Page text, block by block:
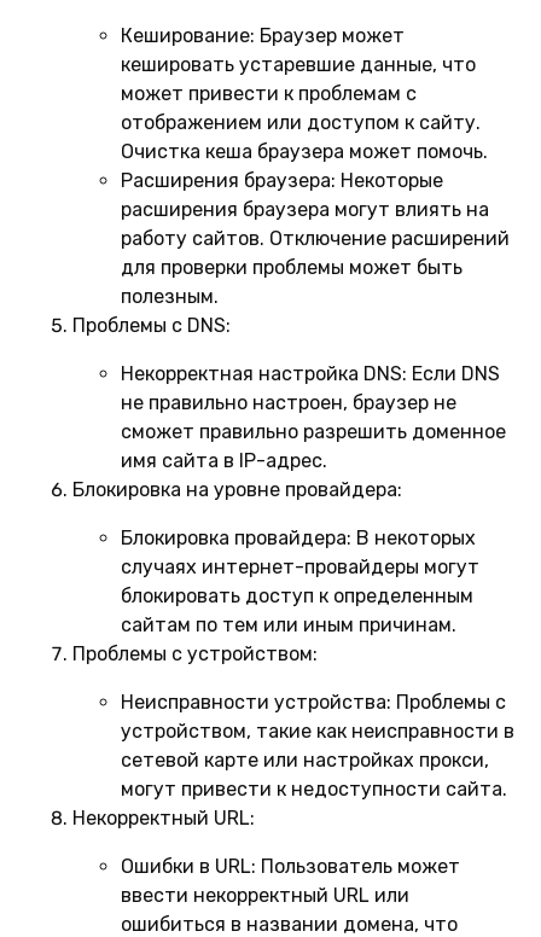
Кеширование: Браузер может
кешировать устаревшие данные, что
может привести к проблемам с
отображением или доступом к сайту.
Очистка кеша браузера может помочь.
Расширения браузера: Некоторые
расширения браузера могут влиять на
работу сайтов. Отключение расширений
для проверки проблемы может быть
полезным.
Проблемы с DNS:
Некорректная настройка DNS: Если DNS
не правильно настроен, браузер не
сможет правильно разрешить доменное
имя сайта в IP-адрес.
Блокировка на уровне провайдера:
Блокировка провайдера: В некоторых
случаях интернет-провайдеры могут
блокировать доступ к определенным
сайтам по тем или иным причинам.
Проблемы с устройством:
Неисправности устройства: Проблемы с
устройством, такие как неисправности в
сетевой карте или настройках прокси,
могут привести к недоступности сайта.
Некорректный URL:
Ошибки в URL: Пользователь может
ввести некорректный URL или
ошибиться в названии домена, что